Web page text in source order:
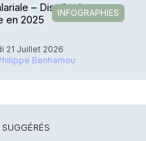
INFOGRAPHIES
– Distribution en
en 2025
21 Juillet 2026
Benhamou